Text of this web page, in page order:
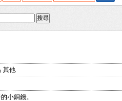
搜尋
其他
小銅錢。